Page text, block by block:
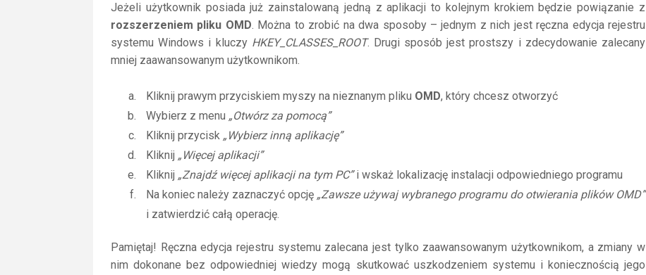
Jeżeli użytkownik posiada już zainstalowaną jedną z aplikacji to kolejnym krokiem będzie powiązanie z
rozszerzeniem pliku OMD. Można to zrobić na dwa sposoby – jednym z nich jest ręczna edycja rejestru
systemu Windows i kluczy HKEY_CLASSES_ROOT. Drugi sposób jest prostszy i zdecydowanie zalecany
mniej zaawansowanym użytkownikom.
Kliknij prawym przyciskiem myszy na nieznanym pliku OMD, który chcesz otworzyć
Wybierz z menu „Otwórz za pomocą”
Kliknij przycisk „Wybierz inną aplikację”
Kliknij „Więcej aplikacji”
Kliknij „Znajdź więcej aplikacji na tym PC”i wskaż lokalizację instalacji odpowiedniego programu
Na koniec należy zaznaczyć opcję „Zawsze używaj wybranego programu do otwierania plików OMD”
i zatwierdzić całą operację.
Pamiętaj! Ręczna edycja rejestru systemu zalecana jest tylko zaawansowanym użytkownikom, a zmiany w
nim dokonane bez odpowiedniej wiedzy mogą skutkować uszkodzeniem systemu i koniecznością jego